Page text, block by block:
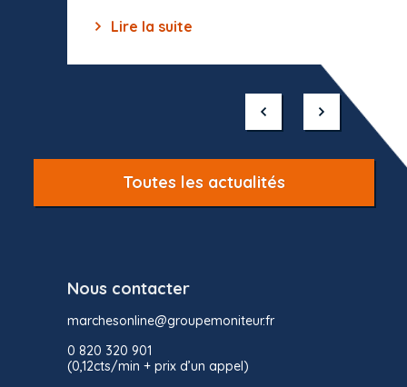
Lire la suite
Toutes les actualités
Nous contacter
marchesonline@groupemoniteur.fr
0 820 320 901
(0,12cts/min + prix d’un appel)